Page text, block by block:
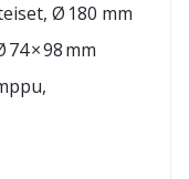
Ø 180 mm
× 98 mm